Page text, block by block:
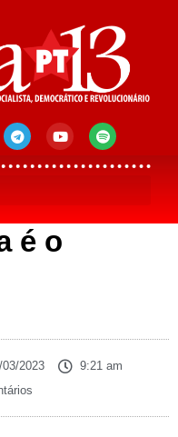
é o
03/2023
9:21 am